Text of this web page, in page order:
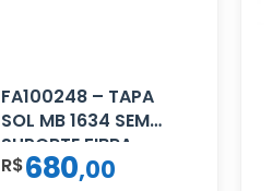
FA100248 – TAPA
SOL MB 1634 SEM
SUPORTE FIBRA
R$680,00